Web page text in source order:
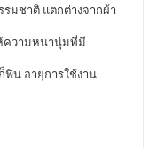
มชาติ แตกต่างจากผ้า
ความหนานุ่มที่มี
ฟิน อายุการใช้งาน